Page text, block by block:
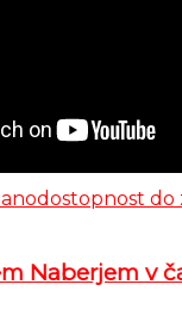
dostopnost do
Naberjem v